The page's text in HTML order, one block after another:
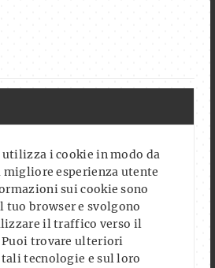
utilizza i cookie in modo da
esperienza utente
sui cookie sono
tuo browser e svolgono
il traffico verso il
trovare ulteriori
tecnologie e sul loro